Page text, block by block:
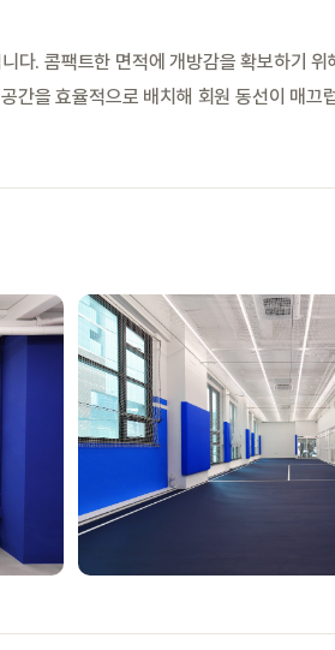
다. 콤팩트한 면적에 개방감을 확보하기 위
간을 효율적으로 배치해 회원 동선이 매끄